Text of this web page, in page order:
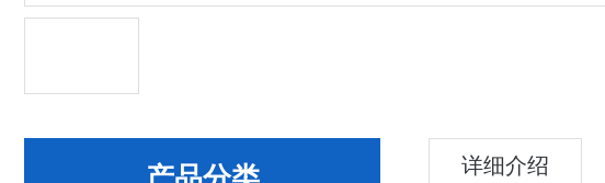
详细介绍